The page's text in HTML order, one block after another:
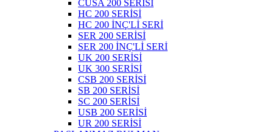
CUSA 200 SERİSİ
HC 200 SERİSİ
HC 200 İNÇ'Lİ SERİ
SER 200 SERİSİ
SER 200 İNÇ'Lİ SERİ
UK 200 SERİSİ
UK 300 SERİSİ
CSB 200 SERİSİ
SB 200 SERİSİ
SC 200 SERİSİ
USB 200 SERİSİ
UR 200 SERİSİ